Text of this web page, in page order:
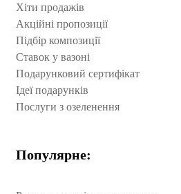
Хіти продажів
Акційні пропозиції
Підбір композиції
Ставок у вазоні
Подарунковий сертифікат
Ідеї подарунків
Послуги з озеленення
Популярне: